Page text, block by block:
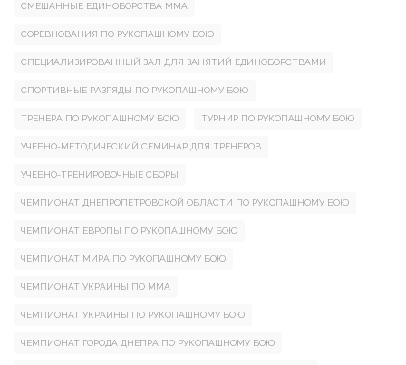
СМЕШАННЫЕ ЕДИНОБОРСТВА ММА
СОРЕВНОВАНИЯ ПО РУКОПАШНОМУ БОЮ
СПЕЦИАЛИЗИРОВАННЫЙ ЗАЛ ДЛЯ ЗАНЯТИЙ ЕДИНОБОРСТВАМИ
СПОРТИВНЫЕ РАЗРЯДЫ ПО РУКОПАШНОМУ БОЮ
ТРЕНЕРА ПО РУКОПАШНОМУ БОЮ ТУРНИР ПО РУКОПАШНОМУ БОЮ
УЧЕБНО-МЕТОДИЧЕСКИЙ СЕМИНАР ДЛЯ ТРЕНЕРОВ
УЧЕБНО-ТРЕНИРОВОЧНЫЕ СБОРЫ
ЧЕМПИОНАТ ДНЕПРОПЕТРОВСКОЙ ОБЛАСТИ ПО РУКОПАШНОМУ БОЮ
ЧЕМПИОНАТ ЕВРОПЫ ПО РУКОПАШНОМУ БОЮ
ЧЕМПИОНАТ МИРА ПО РУКОПАШНОМУ БОЮ
ЧЕМПИОНАТ УКРАИНЫ ПО ММА
ЧЕМПИОНАТ УКРАИНЫ ПО РУКОПАШНОМУ БОЮ
ЧЕМПИОНАТ ГОРОДА ДНЕПРА ПО РУКОПАШНОМУ БОЮ